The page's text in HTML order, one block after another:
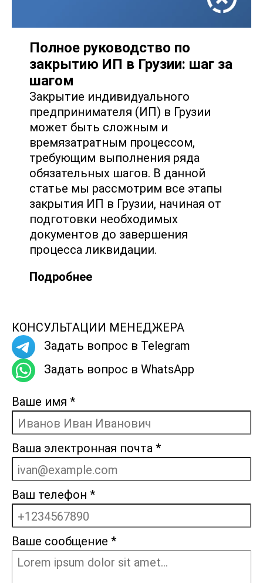
Полное руководство по
закрытию ИП в Грузии: шаг за
шагом
Закрытие индивидуального
предпринимателя (ИП) в Грузии
может быть сложным и
времязатратным процессом,
требующим выполнения ряда
обязательных шагов. В данной
статье мы рассмотрим все этапы
закрытия ИП в Грузии, начиная от
подготовки необходимых
документов до завершения
процесса ликвидации.
Подробнее
КОНСУЛЬТАЦИИ МЕНЕДЖЕРА
Задать вопрос в Telegram
Задать вопрос в WhatsApp
Ваше имя *
Ваша электронная почта *
Ваш телефон *
Ваше сообщение *